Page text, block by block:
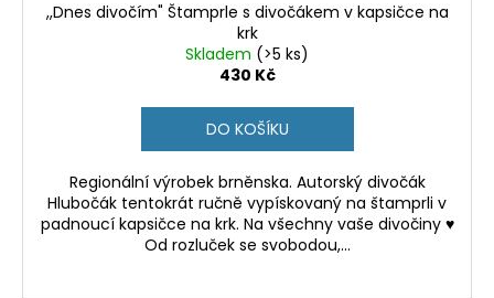
,,Dnes divočím" Štamprle s divočákem v kapsičce na
krk
Skladem (>5 ks)
430 Kč
DO KOŠÍKU
Regionální výrobek brněnska. Autorský divočák
Hlubočák tentokrát ručně vypískovaný na štamprli v
padnoucí kapsičce na krk. Na všechny vaše divočiny ♥
Od rozluček se svobodou,...